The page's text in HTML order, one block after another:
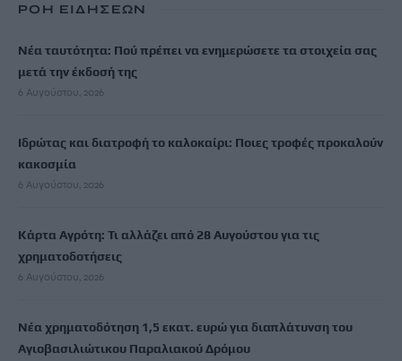
ΡΟΗ ΕΙΔΗΣΕΩΝ
Νέα ταυτότητα: Πού πρέπει να ενημερώσετε τα στοιχεία σας
μετά την έκδοσή της
6 Αυγούστου, 2026
Ιδρώτας και διατροφή το καλοκαίρι: Ποιες τροφές προκαλούν
κακοσμία
6 Αυγούστου, 2026
Κάρτα Αγρότη: Τι αλλάζει από 28 Αυγούστου για τις
χρηματοδοτήσεις
6 Αυγούστου, 2026
Νέα χρηματοδότηση 1,5 εκατ. ευρώ για διαπλάτυνση του
Αγιοβασιλιώτικου Παραλιακού Δρόμου